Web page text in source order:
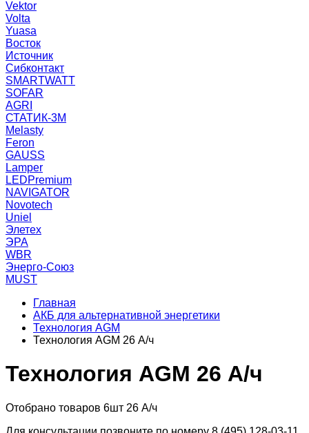
Vektor
Volta
Yuasa
Восток
Источник
Сибконтакт
SMARTWATT
SOFAR
AGRI
СТАТИК-3М
Melasty
Feron
GAUSS
Lamper
LEDPremium
NAVIGATOR
Novotech
Uniel
Элетех
ЭРА
WBR
Энерго-Союз
MUST
Главная
АКБ для альтернативной энергетики
Технология AGM
Технология AGM 26 А/ч
Технология AGM 26 А/ч
Отобрано товаров 6шт 26 А/ч